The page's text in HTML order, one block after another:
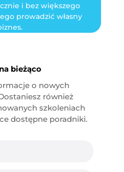
i bez większego
prowadzić własny
bieżąco
o nowych
również
szkoleniach
dostępne poradniki.